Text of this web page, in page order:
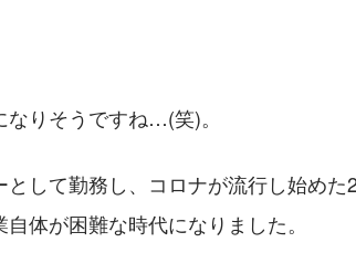
りそうですね…(笑)。
して勤務し、コロナが流行し始めた
体が困難な時代になりました。